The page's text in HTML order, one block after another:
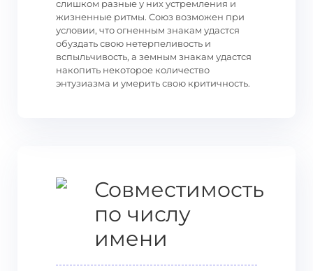
слишком разные у них устремления и
жизненные ритмы. Союз возможен при
условии, что огненным знакам удастся
обуздать свою нетерпеливость и
вспыльчивость, а земным знакам удастся
накопить некоторое количество
энтузиазма и умерить свою критичность.
Совместимость
по числу
имени